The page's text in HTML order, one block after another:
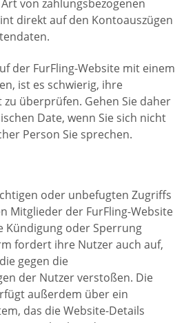
von zahlungsbezogenen
direkt auf den Kontoauszügen
der FurFling-Website mit einem
ist es schwierig, ihre
überprüfen. Gehen Sie daher
Date, wenn Sie sich nicht
Person Sie sprechen.
oder unbefugten Zugriffs
Mitglieder der FurFling-Website
Kündigung oder Sperrung
fordert ihre Nutzer auch auf,
gegen die
der Nutzer verstoßen. Die
außerdem über ein
das die Website-Details